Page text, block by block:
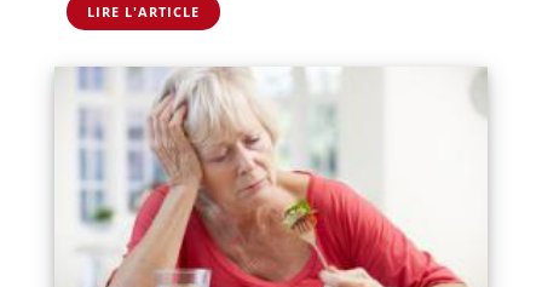
LIRE L'ARTICLE